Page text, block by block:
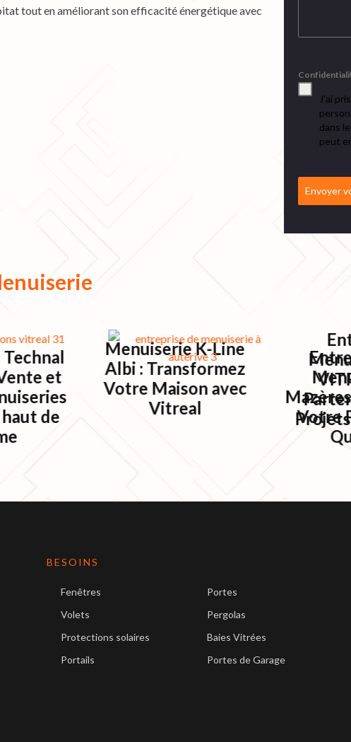
tout en améliorant son efficacité énergétique avec
J'ai
dans
peut
Envoyer
et
de
Menuiserie K-Line
Albi : Transformez
Votre Maison avec
Vitreal
Votre
BESOINS
Fenêtres
Volets
Protections solaires
Portails
Portes
Pergolas
Baies Vitrées
Portes de Garage